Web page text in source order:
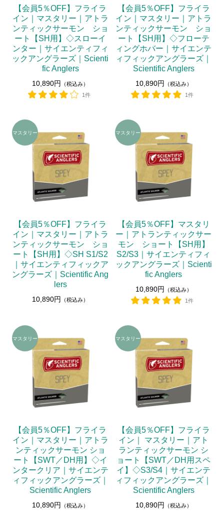
【会員5％OFF】フライラ
イン｜マスタリー｜アトラ
ンティックサーモン ショ
ート【SH用】◇スローイ
ンター｜サイエンティフィ
ックアングラーズ｜Scienti
fic Anglers
10,890円
（税込み）
1件
【会員5％OFF】フライラ
イン｜マスタリー｜アトラ
ンティックサーモン ショ
ート【SH用】◇フローテ
ィングホバー｜サイエンテ
ィフィックアングラーズ｜
Scientific Anglers
10,890円
（税込み）
1件
【会員5％OFF】フライラ
イン｜マスタリー｜アトラ
ンティックサーモン ショ
ート【SH用】◇SH S1/S2
｜サイエンティフィックア
ングラーズ｜Scientific Ang
lers
10,890円 （税込み）
【会員5％OFF】マスタリ
ー｜アトランティックサー
モン ショート【SH用】
S2/S3｜サイエンティフィ
ックアングラーズ｜Scienti
fic Anglers
10,890円
（税込み）
1件
【会員5％OFF】フライラ
イン｜マスタリー｜アトラ
ンティックサーモン ショ
ート【SWT／DH用】◇イ
ンタークリア｜サイエンテ
ィフィックアングラーズ｜
Scientific Anglers
10,890円 （税込み）
【会員5％OFF】フライラ
イン｜ マスタリー｜アト
ランティックサーモン シ
ョート【SWT／DH用スペ
イ】◇S3/S4｜サイエンテ
ィフィックアングラーズ｜
Scientific Anglers
10,890円 （税込み）